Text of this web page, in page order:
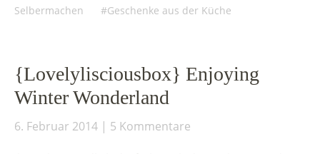
Selbermachen
Geschenke aus der Küche
{Lovelylisciousbox} Enjoying
Winter Wonderland
6. Februar 2014 5 Kommentare